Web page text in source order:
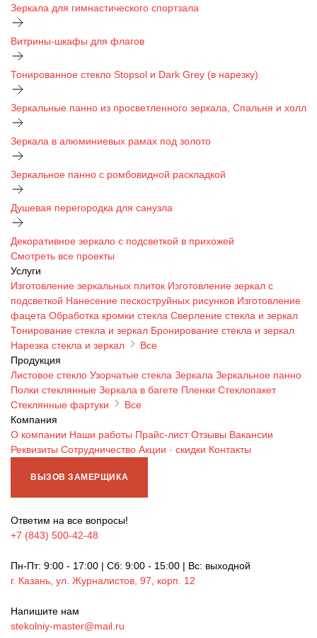
Зеркала для гимнастического спортзала
Витрины-шкафы для флагов
Тонированное стекло Stopsol и Dark Grey (в нарезку)
Зеркальные панно из просветленного зеркала, Спальня и холл
Зеркала в алюминиевых рамах под золото
Зеркальное панно с ромбовидной раскладкой
Душевая перегородка для санузла
Декоративное зеркало с подсветкой в прихожей
Смотреть все проекты
Услуги
Изготовление зеркальных плиток Изготовление зеркал с
подсветкой Нанесение пескоструйных рисунков Изготовление
фацета Обработка кромки стекла Сверление стекла и зеркал
Тонирование стекла и зеркал Бронирование стекла и зеркал
Нарезка стекла и зеркал
Все
Продукция
Листовое стекло Узорчатые стекла Зеркала Зеркальное панно
Полки стеклянные Зеркала в багете Пленки Стеклопакет
Стеклянные фартуки
Все
Компания
О компании Наши работы Прайс-лист Отзывы Вакансии
Реквизиты Сотрудничество Акции · скидки Контакты
ВЫЗОВ ЗАМЕРЩИКА
Ответим на все вопросы!
+7 (843) 500-42-48
Пн-Пт: 9:00 - 17:00 | Сб: 9:00 - 15:00 | Вс: выходной
г. Казань, ул. Журналистов, 97, корп. 12
Напишите нам
stekolniy-master@mail.ru